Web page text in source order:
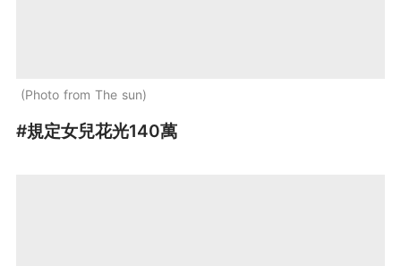
Photo from The sun
#規定女兒花光140萬